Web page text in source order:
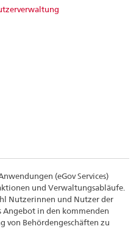
(eGov Services)
und Verwaltungsabläufe.
Nutzerinnen und Nutzer der
Angebot in den kommenden
von Behördengeschäften zu